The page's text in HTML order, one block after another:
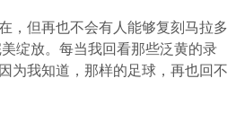
，但再也不会有人能够复刻马拉多
绽放。每当我回看那些泛黄的录
我知道，那样的足球，再也回不